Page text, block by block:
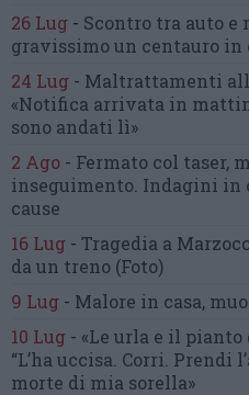
26 Lug - Scontro tra auto e
gravissimo un centauro in
24 Lug - Maltrattamenti
«Notifica arrivata in
sono andati lì»
2 Ago - Fermato col taser,
inseguimento. Indagini in
cause
16 Lug - Tragedia a
da un treno (Foto)
9 Lug - Malore in casa,
10 Lug - «Le urla e il
“L’ha uccisa. Corri. Prendi
morte di mia sorella»